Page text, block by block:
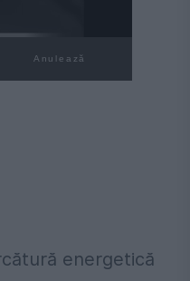
Anulează
energetică